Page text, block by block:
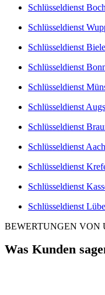
Schlüsseldienst
Schlüsseldienst
Schlüsseldienst
Schlüsseldienst
Schlüsseldienst
Schlüsseldienst
Schlüsseldienst
Schlüsseldienst
Schlüsseldienst
Schlüsseldienst
Schlüsseldienst
BEWERTUNGEN VON
Was Kunden